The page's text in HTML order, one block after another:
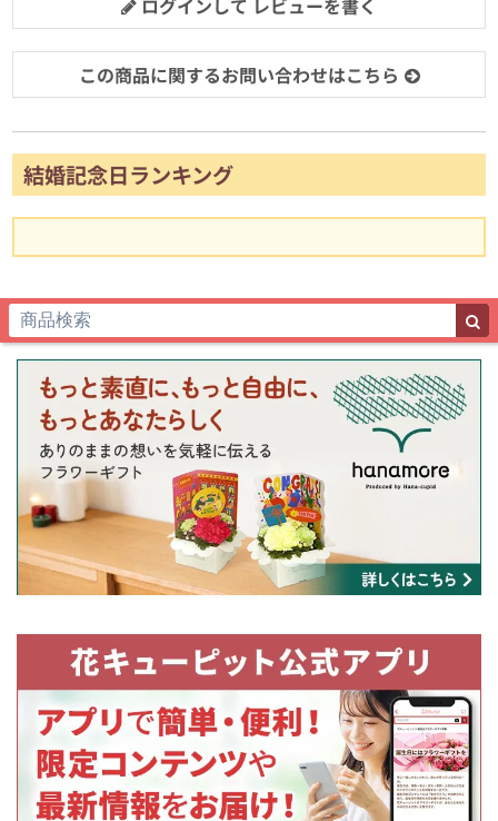
この商品に関するお問い合わせはこちら
結婚記念日ランキング